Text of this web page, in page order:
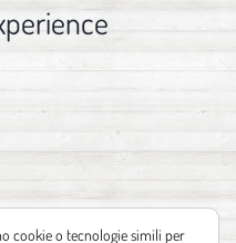
cookie o tecnologie simili per